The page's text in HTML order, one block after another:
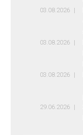
03.08.2026
03.08.2026
03.08.2026
29.06.2026